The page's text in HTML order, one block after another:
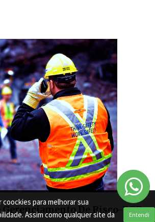
Gerenciamento De Risco-PGR
para melhorar sua
Assim como qualquer site da
Entendi